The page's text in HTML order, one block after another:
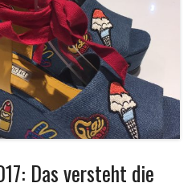
Das versteht die